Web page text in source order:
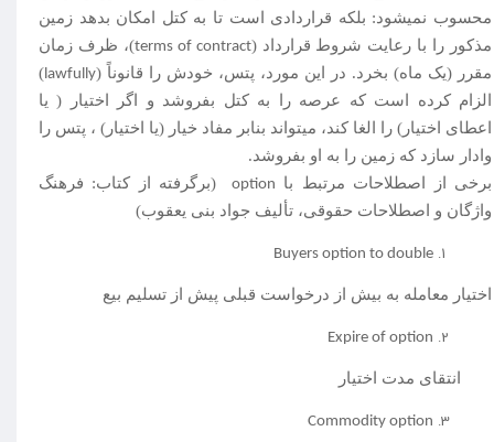
محسوب نمی­شود: بلکه قراردادی است تا به کتل امکان بدهد زمین
مذکور را با رعایت شروط قرارداد (terms of contract)، ظرف زمان
مقرر (یک ماه) بخرد. در این مورد، پتس، خودش را قانوناً (lawfully
)
الزام کرده است که عرصه را به کتل بفروشد و اگر اختیار ( یا
اعطای اختیار) را الغا کند، می­تواند بنابر مفاد خیار (یا اختیار) ، پتس را
وادار سازد که زمین را به او بفروشد.
برخی از اصطلاحات مرتبط با option
(برگرفته از کتاب: فرهنگ
واژگان و اصطلاحات حقوقی، تألیف جواد بنی یعقوب)
Buyers option to double
اختیار معامله به بیش از درخواست قبلی پیش از تسلیم بیع
Expire of option
انتقای مدت اختیار
Commodity option